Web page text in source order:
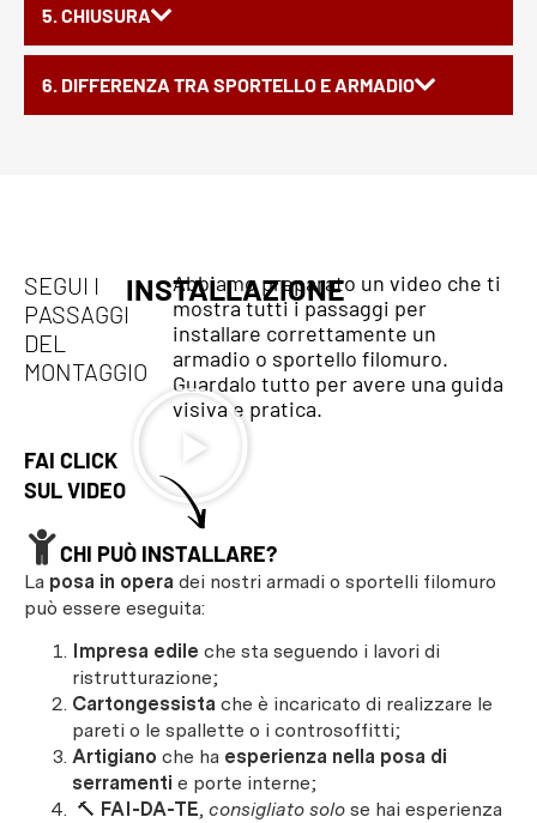
5. CHIUSURA
6. DIFFERENZA TRA SPORTELLO E ARMADIO
SEGUI I
PASSAGGI
DEL
MONTAGGIO
INSTALLAZIONE
Abbiamo preparato un video che ti
mostra tutti i passaggi per
installare correttamente un
armadio o sportello filomuro.
Guardalo tutto per avere una guida
visiva e pratica.
FAI CLICK
SUL VIDEO
CHI PUÒ INSTALLARE?
La posa in opera dei nostri armadi o sportelli filomuro
può essere eseguita:
Impresa edile che sta seguendo i lavori di
ristrutturazione;
Cartongessista che è incaricato di realizzare le
pareti o le spallette o i controsoffitti;
Artigiano che ha esperienza nella posa di
serramenti e porte interne;
🔨 FAI-DA-TE, consigliato solo se hai esperienza